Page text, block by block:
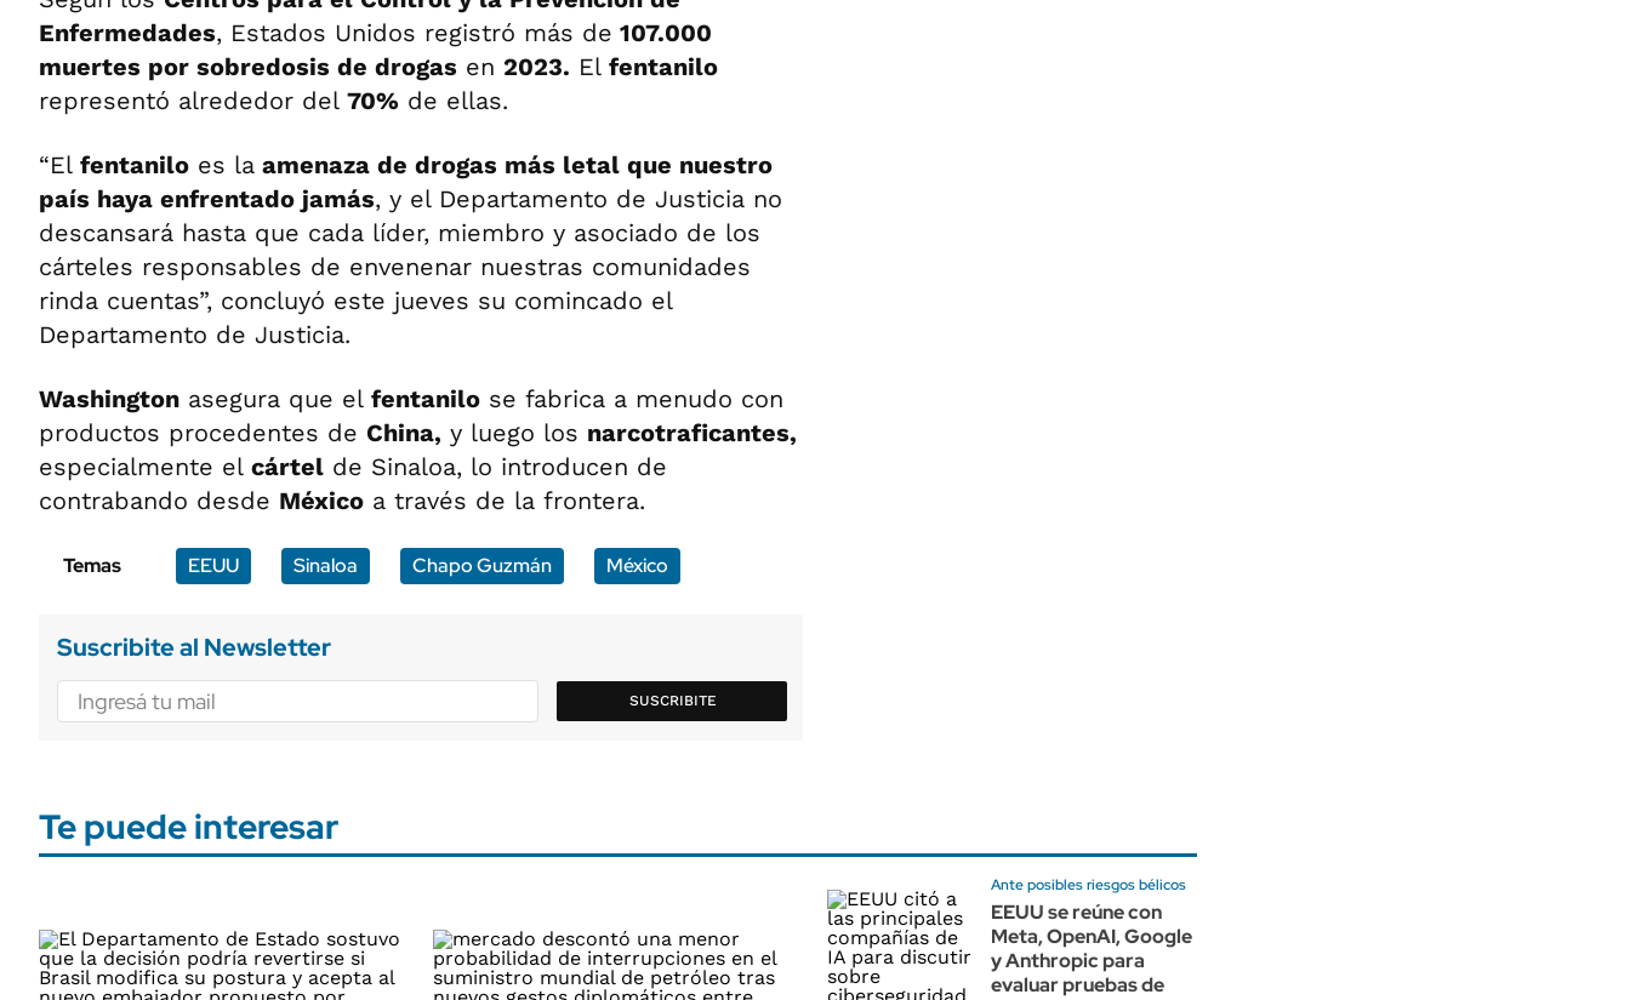
Enfermedades, Estados Unidos registró más de 107.000
muertes por sobredosis de drogas en 2023. El fentanilo
representó alrededor del 70% de ellas.
“El fentanilo es la amenaza de drogas más letal que nuestro
país haya enfrentado jamás, y el Departamento de Justicia no
descansará hasta que cada líder, miembro y asociado de los
cárteles responsables de envenenar nuestras comunidades
rinda cuentas”, concluyó este jueves su comincado el
Departamento de Justicia.
Washington asegura que el fentanilo se fabrica a menudo con
productos procedentes de China, y luego los narcotraficantes,
especialmente el cártel de Sinaloa, lo introducen de
contrabando desde México a través de la frontera.
Temas EEUU Sinaloa Chapo Guzmán México
Suscribite al Newsletter
SUSCRIBITE
Te puede interesar
Ante posibles riesgos bélicos
EEUU se reúne con
Meta, OpenAI, Google
y Anthropic para
evaluar pruebas de